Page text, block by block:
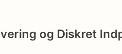
og Diskret